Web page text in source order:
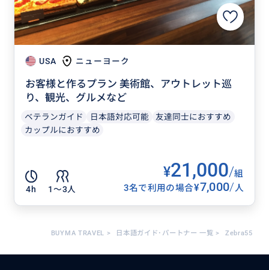
USA ニューヨーク
お客様と作るプラン 美術館、アウトレット巡
り、観光、グルメなど
ベテランガイド 日本語対応可能
友達同士におすすめ
カップルにおすすめ
4h 1〜3人
¥21,000/組
3名で利用の場合¥7,000/人
BUYMA TRAVEL > 日本語ガイド･パートナー 一覧 > Zebra55